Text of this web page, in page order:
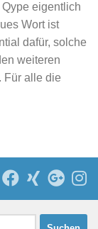
eigentlich
Wort ist
dafür, solche
weiteren
Für alle die